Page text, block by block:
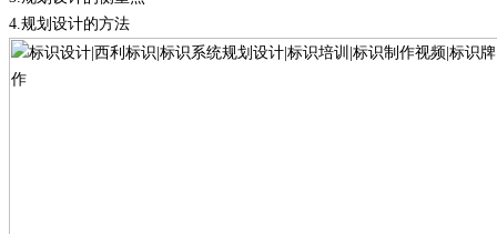
4. 规划设计的方法